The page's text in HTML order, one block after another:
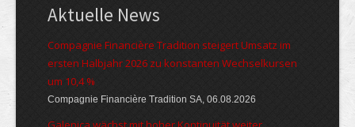
Aktuelle News
Compagnie Financière Tradition steigert Umsatz im
ersten Halbjahr 2026 zu konstanten Wechselkursen
um 10,4 %
Compagnie Financière Tradition SA, 06.08.2026